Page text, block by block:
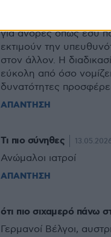
2 8 0 4 Στον σημερινό
για άνδρες όπως εσύ
εκτιμούν την
στον άλλον. Η
εύκολη από όσο
δυνατότητες
ΑΠΑΝΤΗΣΗ
Τι πιο σύνηθες
Ανώμαλοι ιατροί
ΑΠΑΝΤΗΣΗ
ότι πιο σιχαμερό πάνω
Γερμανοί Βέλγοι,